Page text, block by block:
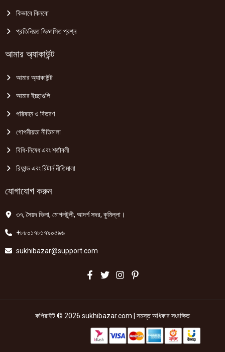
কিভাবে কিনবো
প্রতিনিয়ত জিজ্ঞাসিত প্রশ্ন
আমার অ্যাকাউন্ট
আমার অ্যাকাউন্ট
আমার ইচ্ছাগুলি
পরিবহন ও বিতরণ
গোপনীয়তা নীতিমালা
বিধি-নিষেধ এবং শর্তাবলী
রিফান্ড এবং রিটার্ন নীতিমালা
যোগাযোগ করুন
৩৭, সৈয়দ ভিলা, মোগলটুলী, আদর্শ সদর, কুমিল্লা।
+৮৮০১৭৮১৭৯০৫৯৬
sukhibazar@support.com
কপিরাইট © 2026 sukhibazar.com | সমস্ত অধিকার সংরক্ষিত